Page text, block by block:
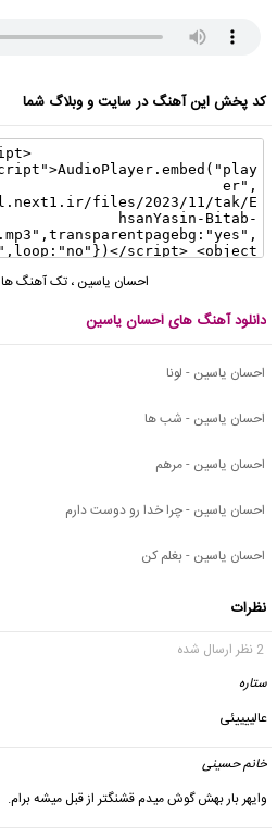
کد پخش این آهنگ در سایت و وبلاگ شما
احسان یاسین ،تک آهنگ ها
دانلود آهنگ های احسان یاسین
احسان یاسین - لونا
احسان یاسین - شب ها
احسان یاسین - مرهم
احسان یاسین - چرا خدا رو دوست دارم
احسان یاسین - بغلم کن
نظرات
2 نظر ارسال شده
ستاره
عالییییئی
خانم حسینی
وایهر بار بهش گوش میدم قشنگتر از قبل میشه برام.